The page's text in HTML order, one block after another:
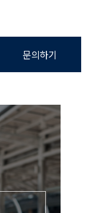
문의하기